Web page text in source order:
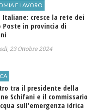
E LAVORO
Italiane: cresce la rete dei
Poste in provincia di
23 Ottobre 2024
tra il presidente della
Schifani e il commissario
sull'emergenza idrica